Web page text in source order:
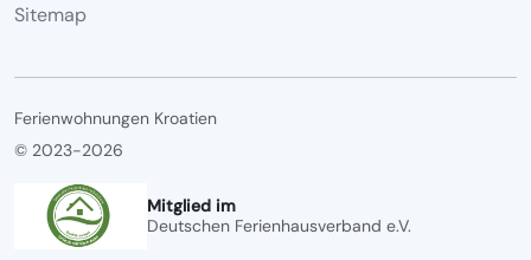
Sitemap
Ferienwohnungen Kroatien
© 2023-2026
Mitglied im
Deutschen Ferienhausverband e.V.